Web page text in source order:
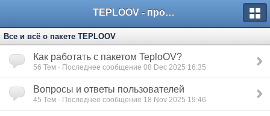
TEPLOOV - программный комплекс для расчёта систем отопления и вентиляции
Все и всё о пакете TEPLOOV
Как работать с пакетом TeploOV?
56 Тем · Последнее сообщение 08 Dec 2025 16:35
Вопросы и ответы пользователей
45 Тем · Последнее сообщение 18 Nov 2025 19:46